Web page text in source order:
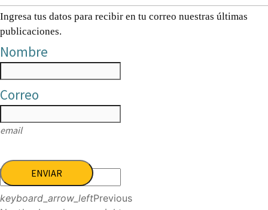
Ingresa tus datos para recibir en tu correo nuestras últimas
publicaciones.
Nombre
Correo
email
ENVIAR
keyboard_arrow_leftPrevious